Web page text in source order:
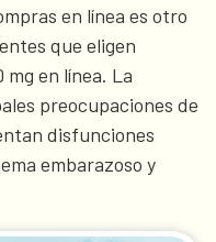
en línea es otro
que eligen
en línea. La
preocupaciones de
disfunciones
embarazoso y